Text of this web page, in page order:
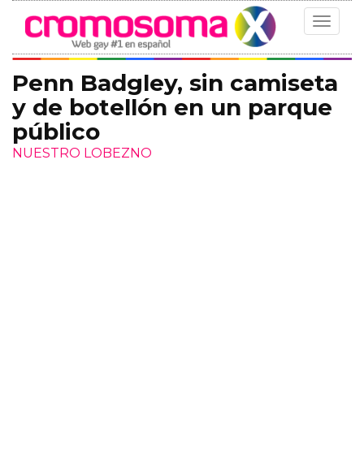
Toggle
Penn Badgley, sin camiseta
y de botellón en un parque
público
NUESTRO LOBEZNO